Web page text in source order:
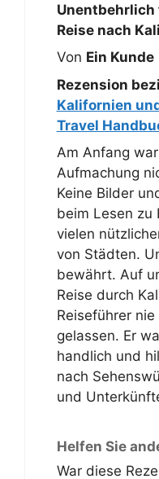
Reise nach
Von Ein Kunde
Rezension
Kalifornien
Travel
Am Anfang
Aufmachung
Keine Bilder
beim Lesen zu
vielen
von Städten.
bewährt. Auf
Reise durch
Reiseführer
gelassen. Er
handlich und
nach
und
Helfen Sie
War diese